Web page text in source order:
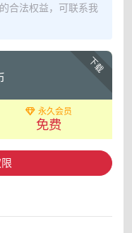
合法权益，可联系我
下载
永久会员
免费